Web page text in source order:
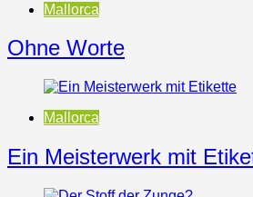
Mallorca
Ohne Worte
Mallorca
Ein Meisterwerk mit